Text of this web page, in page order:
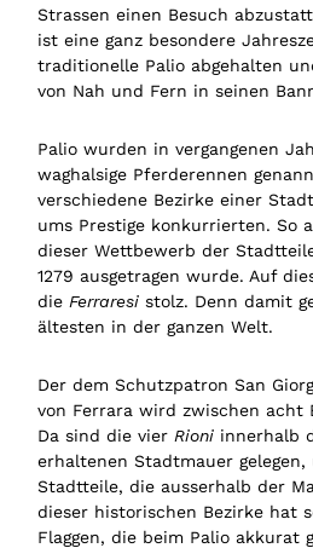
Strassen einen Besuch
ist eine ganz besondere
traditionelle Palio abgehalten
von Nah und Fern in seinen
Palio wurden in vergangenen
waghalsige Pferderennen
verschiedene Bezirke einer
ums Prestige konkurrierten. So
dieser Wettbewerb der
1279 ausgetragen wurde. Auf
dieFerraresistolz. Denn damit
ältesten in der ganzen Welt.
Der dem Schutzpatron San
von Ferrara wird zwischen acht
Da sind die vier Rioniinnerhalb
erhaltenen Stadtmauer
Stadtteile, die ausserhalb der
dieser historischen Bezirke hat
Flaggen, die beim Palio akkurat